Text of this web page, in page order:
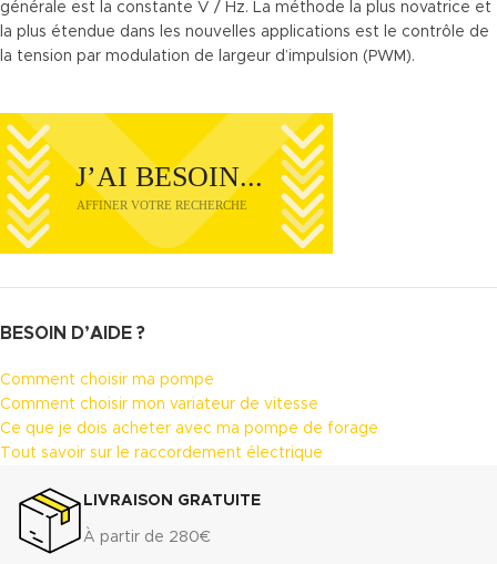
BESOIN D’AIDE ?
Comment choisir ma pompe
Comment choisir mon variateur de vitesse
Ce que je dois acheter avec ma pompe de forage
Tout savoir sur le raccordement électrique
générale est la constante V / Hz. La méthode la plus novatrice et
la plus étendue dans les nouvelles applications est le contrôle de
la tension par modulation de largeur d’impulsion (PWM).
LIVRAISON GRATUITE
À partir de 280€